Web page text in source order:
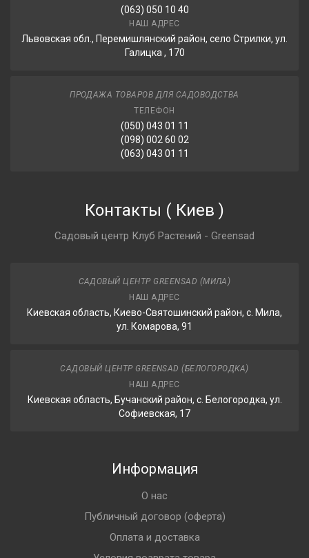
(063) 050 10 40
НАШ АДРЕС
Львовская обл., Перемишлянский район, село Стрилки, ул.
Галицка , 170
ПРОДАЖА ТОВАРОВ ДЛЯ САДОВОДСТВА
ТЕЛЕФОН
(050) 043 01 11
(098) 002 60 02
(063) 043 01 11
Контакты ( Киев )
Садовый центр Клуб Растений - Greensad
САДОВЫЙ ЦЕНТР GREENSAD (МИЛА)
НАШ АДРЕС
Киевская область, Киево-Святошинский район, с. Мила,
ул. Комарова, 91
САДОВЫЙ ЦЕНТР GREENSAD (БЕЛОГОРОДКА)
НАШ АДРЕС
Киевская область, Бучанский район, с. Белогородка, ул.
Софиевская, 17
Информация
О нас
Публичный договор (оферта)
Оплата и доставка